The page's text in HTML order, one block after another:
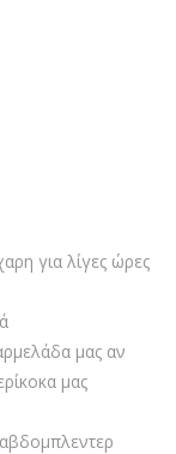
για λίγες ώρες
μας αν
μας